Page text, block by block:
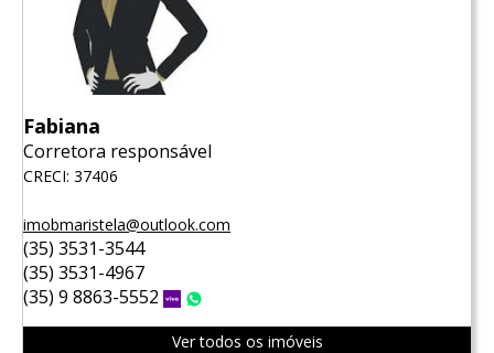
Fabiana
Corretora responsável
CRECI: 37406
imobmaristela@outlook.com
(35) 3531-3544
(35) 3531-4967
(35) 9 8863-5552
Vivo
Ver todos os imóveis